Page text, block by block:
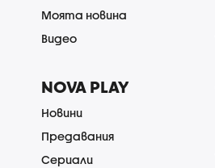
Моята новина
Видео
NOVA PLAY
Новини
Предавания
Сериали